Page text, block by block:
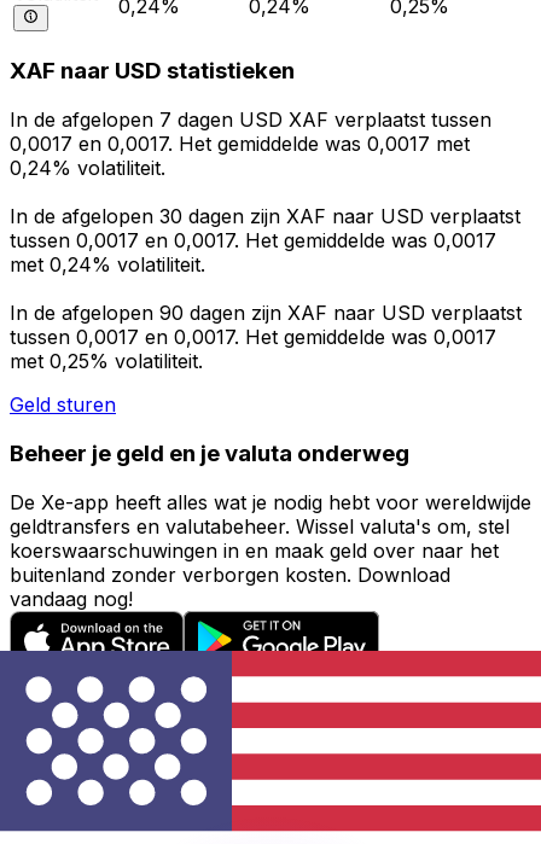
0,24% 0,24% 0,25%
XAF naar USD statistieken
In de afgelopen 7 dagen USD XAF verplaatst tussen
0,0017 en 0,0017. Het gemiddelde was 0,0017 met
0,24% volatiliteit.
In de afgelopen 30 dagen zijn XAF naar USD verplaatst
tussen 0,0017 en 0,0017. Het gemiddelde was 0,0017
met 0,24% volatiliteit.
In de afgelopen 90 dagen zijn XAF naar USD verplaatst
tussen 0,0017 en 0,0017. Het gemiddelde was 0,0017
met 0,25% volatiliteit.
Geld sturen
Beheer je geld en je valuta onderweg
De Xe-app heeft alles wat je nodig hebt voor wereldwijde
geldtransfers en valutabeheer. Wissel valuta's om, stel
koerswaarschuwingen in en maak geld over naar het
buitenland zonder verborgen kosten. Download
vandaag nog!